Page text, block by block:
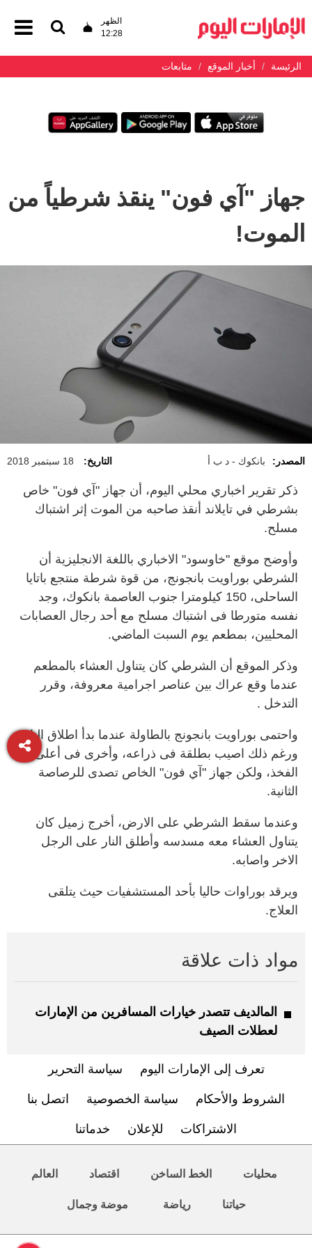
الظهر
12:28
الرئيسة أخبار الموقع متابعات
جهاز "آي فون" ينقذ شرطياً من
الموت!
المصدر: بانكوك - د ب أ التاريخ: 18 سبتمبر 2018
ذكر تقرير اخباري محلي اليوم، أن جهاز "آي فون" خاص
بشرطي في تايلاند أنقذ صاحبه من الموت إثر اشتباك
مسلح.
وأوضح موقع "خاوسود" الاخباري باللغة الانجليزية أن
الشرطي بوراويت بانجونج، من قوة شرطة منتجع باتايا
الساحلى، 150 كيلومترا جنوب العاصمة بانكوك، وجد
نفسه متورطا فى اشتباك مسلح مع أحد رجال العصابات
المحليين، بمطعم يوم السبت الماضي.
وذكر الموقع أن الشرطي كان يتناول العشاء بالمطعم
عندما وقع عراك بين عناصر اجرامية معروفة، وقرر
التدخل .
واحتمى بوراويت بانجونج بالطاولة عندما بدأ اطلاق النار،
ورغم ذلك اصيب بطلقة فى ذراعه، وأخرى فى أعلى
الفخذ، ولكن جهاز "آي فون" الخاص تصدى للرصاصة
الثانية.
وعندما سقط الشرطي على الارض، أخرج زميل كان
يتناول العشاء معه مسدسه وأطلق النار على الرجل
الاخر واصابه.
ويرقد بوراوات حاليا بأحد المستشفيات حيث يتلقى
العلاج.
مواد ذات علاقة
المالديف تتصدر خيارات المسافرين من الإمارات
لعطلات الصيف
تعرف إلى الإمارات اليوم سياسة التحرير
الشروط والأحكام سياسة الخصوصية اتصل بنا
الاشتراكات للإعلان خدماتنا
محليات الخط الساخن اقتصاد العالم
حياتنا رياضة موضة وجمال